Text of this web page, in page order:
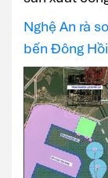
Nghệ An rà
bến Đông